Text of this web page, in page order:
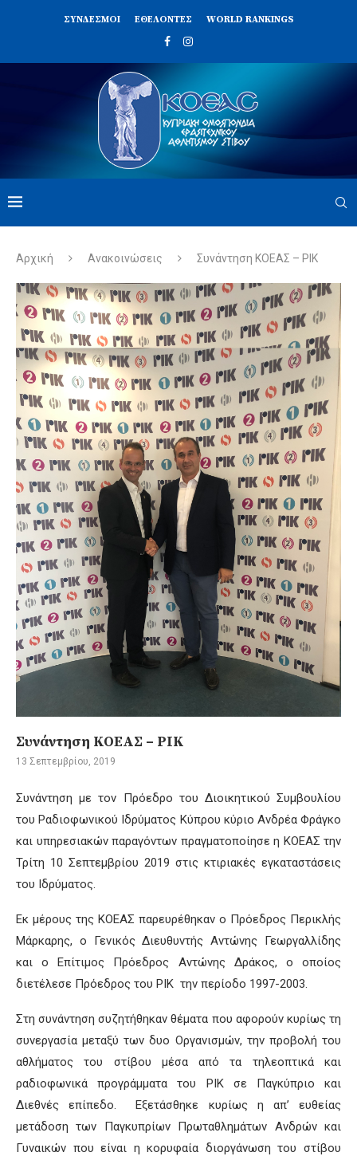
ΣΥΝΔΈΣΜΟΙ ΕΘΕΛΟΝΤΈΣ WORLD RANKINGS
Αρχική Ανακοινώσεις Συνάντηση ΚΟΕΑΣ – ΡΙΚ
Συνάντηση ΚΟΕΑΣ – ΡΙΚ
13 Σεπτεμβρίου, 2019
Συνάντηση με τον Πρόεδρο του Διοικητικού Συμβουλίου
του Ραδιοφωνικού Ιδρύματος Κύπρου κύριο Ανδρέα Φράγκο
και υπηρεσιακών παραγόντων πραγματοποίησε η ΚΟΕΑΣ την
Τρίτη 10 Σεπτεμβρίου 2019 στις κτιριακές εγκαταστάσεις
του Ιδρύματος.
Εκ μέρους της ΚΟΕΑΣ παρευρέθηκαν ο Πρόεδρος Περικλής
Μάρκαρης, ο Γενικός Διευθυντής Αντώνης Γεωργαλλίδης
και ο Επίτιμος Πρόεδρος Αντώνης Δράκος, ο οποίος
διετέλεσε Πρόεδρος του ΡΙΚ την περίοδο 1997-2003.
Στη συνάντηση συζητήθηκαν θέματα που αφορούν κυρίως τη
συνεργασία μεταξύ των δυο Οργανισμών, την προβολή του
αθλήματος του στίβου μέσα από τα τηλεοπτικά και
ραδιοφωνικά προγράμματα του ΡΙΚ σε Παγκύπριο και
Διεθνές επίπεδο. Εξετάσθηκε κυρίως η απ’ ευθείας
μετάδοση των Παγκυπρίων Πρωταθλημάτων Ανδρών και
Γυναικών που είναι η κορυφαία διοργάνωση του στίβου